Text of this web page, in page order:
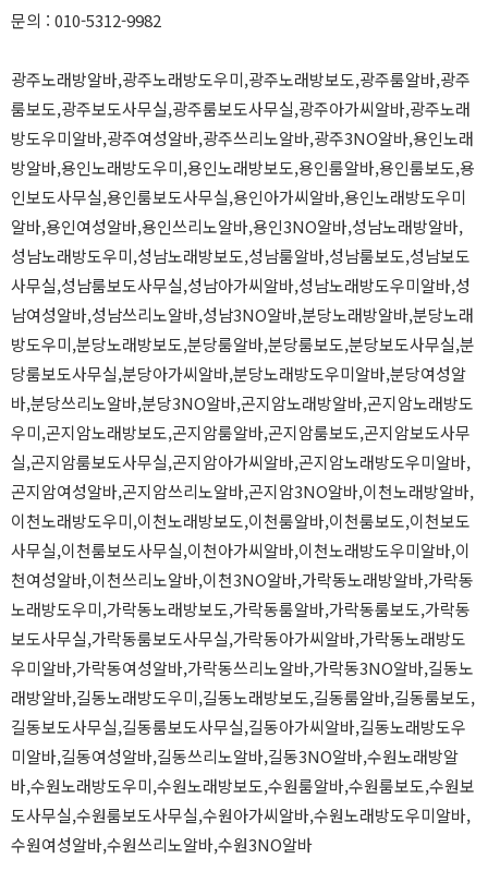
문의 : 010-5312-9982
광주노래방알바,광주노래방도우미,광주노래방보도,광주룸알바,광주
룸보도,광주보도사무실,광주룸보도사무실,광주아가씨알바,광주노래
방도우미알바,광주여성알바,광주쓰리노알바,광주3NO알바,용인노래
방알바,용인노래방도우미,용인노래방보도,용인룸알바,용인룸보도,용
인보도사무실,용인룸보도사무실,용인아가씨알바,용인노래방도우미
알바,용인여성알바,용인쓰리노알바,용인3NO알바,성남노래방알바,
성남노래방도우미,성남노래방보도,성남룸알바,성남룸보도,성남보도
사무실,성남룸보도사무실,성남아가씨알바,성남노래방도우미알바,성
남여성알바,성남쓰리노알바,성남3NO알바,분당노래방알바,분당노래
방도우미,분당노래방보도,분당룸알바,분당룸보도,분당보도사무실,분
당룸보도사무실,분당아가씨알바,분당노래방도우미알바,분당여성알
바,분당쓰리노알바,분당3NO알바,곤지암노래방알바,곤지암노래방도
우미,곤지암노래방보도,곤지암룸알바,곤지암룸보도,곤지암보도사무
실,곤지암룸보도사무실,곤지암아가씨알바,곤지암노래방도우미알바,
곤지암여성알바,곤지암쓰리노알바,곤지암3NO알바,이천노래방알바,
이천노래방도우미,이천노래방보도,이천룸알바,이천룸보도,이천보도
사무실,이천룸보도사무실,이천아가씨알바,이천노래방도우미알바,이
천여성알바,이천쓰리노알바,이천3NO알바,가락동노래방알바,가락동
노래방도우미,가락동노래방보도,가락동룸알바,가락동룸보도,가락동
보도사무실,가락동룸보도사무실,가락동아가씨알바,가락동노래방도
우미알바,가락동여성알바,가락동쓰리노알바,가락동3NO알바,길동노
래방알바,길동노래방도우미,길동노래방보도,길동룸알바,길동룸보도,
길동보도사무실,길동룸보도사무실,길동아가씨알바,길동노래방도우
미알바,길동여성알바,길동쓰리노알바,길동3NO알바,수원노래방알
바,수원노래방도우미,수원노래방보도,수원룸알바,수원룸보도,수원보
도사무실,수원룸보도사무실,수원아가씨알바,수원노래방도우미알바,
수원여성알바,수원쓰리노알바,수원3NO알바